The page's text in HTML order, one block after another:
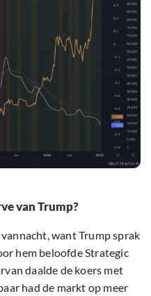
van Trump?
want Trump sprak
hem beloofde Strategic
daalde de koers met
had de markt op meer